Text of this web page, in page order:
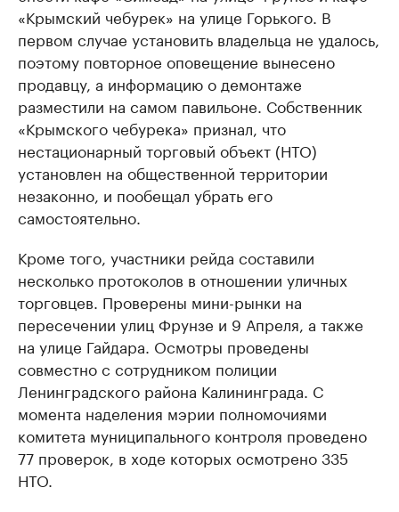
«Крымский чебурек» на улице Горького. В
первом случае установить владельца не удалось,
поэтому повторное оповещение вынесено
продавцу, а информацию о демонтаже
разместили на самом павильоне. Собственник
«Крымского чебурека» признал, что
нестационарный торговый объект (НТО)
установлен на общественной территории
незаконно, и пообещал убрать его
самостоятельно.
Кроме того, участники рейда составили
несколько протоколов в отношении уличных
торговцев. Проверены мини-рынки на
пересечении улиц Фрунзе и 9 Апреля, а также
на улице Гайдара. Осмотры проведены
совместно с сотрудником полиции
Ленинградского района Калининграда. С
момента наделения мэрии полномочиями
комитета муниципального контроля проведено
77 проверок, в ходе которых осмотрено 335
НТО.